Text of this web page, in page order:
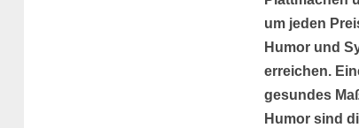
um jeden
Humor und
erreichen.
gesundes
Humor sind